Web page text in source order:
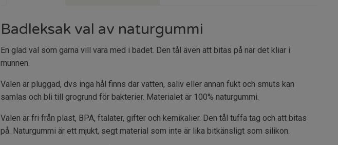
Badleksak val av naturgummi
En glad val som gärna vill vara med i badet. Den tål även att bitas på när det kliar i
munnen.
Valen är pluggad, dvs inga hål finns där vatten, saliv eller annan fukt och smuts kan
samlas och bli till grogrund för bakterier. Materialet är 100% naturgummi.
Valen är fri från plast, BPA, ftalater, gifter och kemikalier. Den tål tuffa tag och att bitas
på. Naturgummi är ett mjukt, segt material som inte är lika bitkänsligt som silikon.